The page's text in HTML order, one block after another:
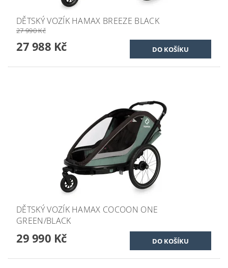
DĚTSKÝ VOZÍK HAMAX BREEZE BLACK
27 990 Kč
27 988 Kč
DĚTSKÝ VOZÍK HAMAX COCOON ONE
GREEN/BLACK
29 990 Kč